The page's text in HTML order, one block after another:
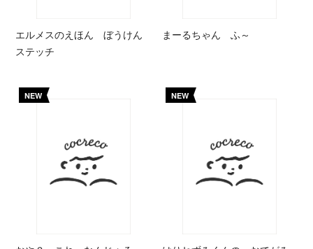
エルメスのえほん ぼうけん
ステッチ
まーるちゃん ふ～
NEW NEW